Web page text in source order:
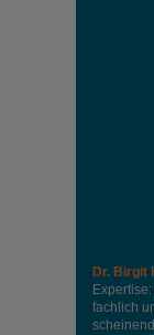
Dr. Birgit
fachlich